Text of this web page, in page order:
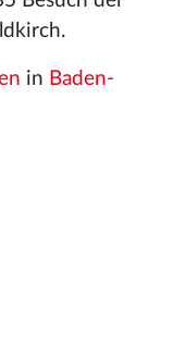
in Baden-